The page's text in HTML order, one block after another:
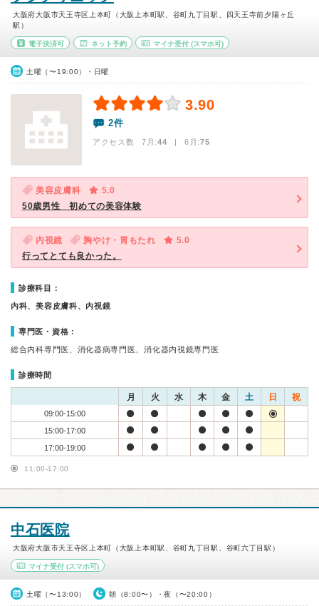
大阪府大阪市天王寺区上本町（大阪上本町駅、谷町九丁目駅、四天王寺前夕陽ヶ丘
駅）
電子決済可 ネット予約 マイナ受付 (スマホ可)
土曜（〜19:00）・日曜
3.90
2件
アクセス数 7月:44 | 6月:75
美容皮膚科
5.0
50歳男性 初めての美容体験
内視鏡 胸やけ・胃もたれ
5.0
行ってとても良かった。
診療科目：
内科、美容皮膚科、内視鏡
専門医・資格：
総合内科専門医、消化器病専門医、消化器内視鏡専門医
診療時間
月 火 水 木 金 土 日 祝
09:00-15:00
15:00-17:00
17:00-19:00
11:00-17:00
中石医院
大阪府大阪市天王寺区上本町（大阪上本町駅、谷町九丁目駅、谷町六丁目駅）
マイナ受付 (スマホ可)
土曜（〜13:00） 朝（8:00〜）・夜（〜20:00）